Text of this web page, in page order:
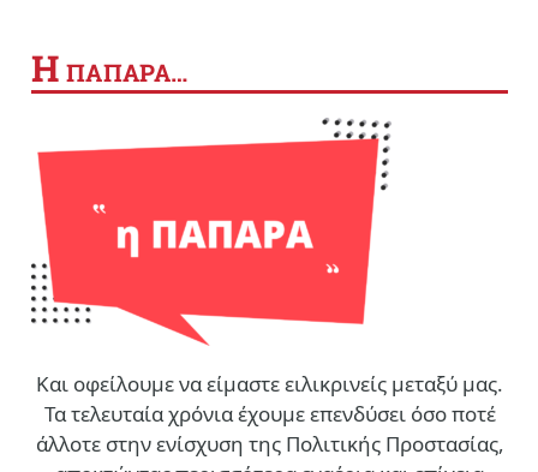
Η ΠΑΠΑΡΑ…
Και οφείλουμε να είμαστε ειλικρινείς μεταξύ μας.
Τα τελευταία χρόνια έχουμε επενδύσει όσο ποτέ
άλλοτε στην ενίσχυση της Πολιτικής Προστασίας,